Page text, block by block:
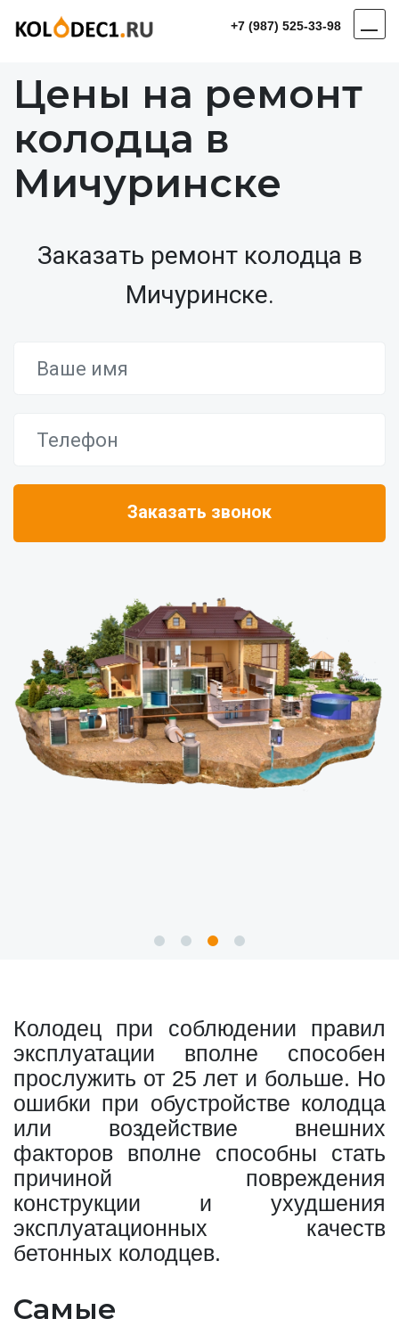
+7 (987) 525-33-98
Цены на ремонт
колодца в
Мичуринске
Заказать ремонт колодца в
Мичуринске.
Колодец при соблюдении правил
эксплуатации вполне способен
прослужить от 25 лет и больше. Но
ошибки при обустройстве колодца
или воздействие внешних
факторов вполне способны стать
причиной повреждения
конструкции и ухудшения
эксплуатационных качеств
бетонных колодцев.
Самые